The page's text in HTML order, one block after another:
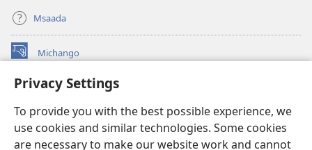
Privacy Settings
To provide you with the best possible experience, we
use cookies and similar technologies. Some cookies
are necessary to make our website work and cannot
Msaada
Michango
(opens
window)Watchtower MAKTABA KWENYE MTANDAO™
new
window)JW Hub ®
(opens
new